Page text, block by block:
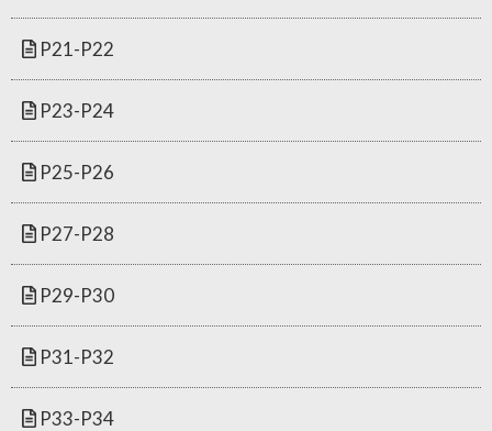
P21-P22
P23-P24
P25-P26
P27-P28
P29-P30
P31-P32
P33-P34